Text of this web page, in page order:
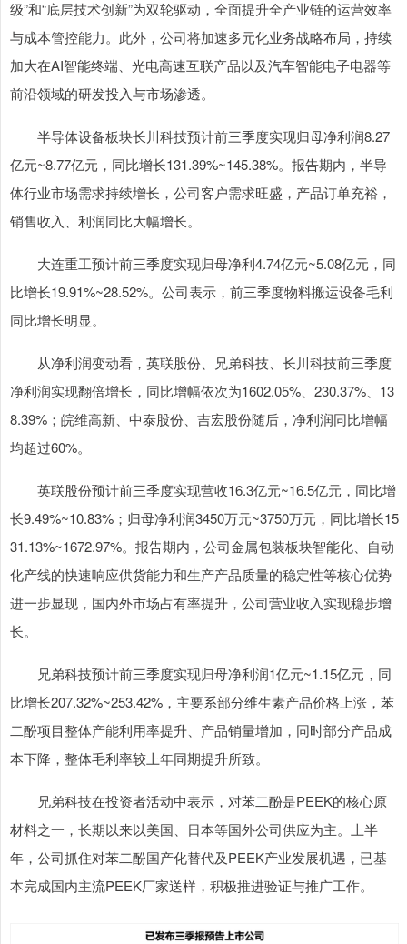
级”和“底层技术创新”为双轮驱动，全面提升全产业链的运营效率
与成本管控能力。此外，公司将加速多元化业务战略布局，持续
加大在AI智能终端、光电高速互联产品以及汽车智能电子电器等
前沿领域的研发投入与市场渗透。
半导体设备板块长川科技预计前三季度实现归母净利润8.27
亿元~8.77亿元，同比增长131.39%~145.38%。报告期内，半导
体行业市场需求持续增长，公司客户需求旺盛，产品订单充裕，
销售收入、利润同比大幅增长。
大连重工预计前三季度实现归母净利4.74亿元~5.08亿元，同
比增长19.91%~28.52%。公司表示，前三季度物料搬运设备毛利
同比增长明显。
从净利润变动看，英联股份、兄弟科技、长川科技前三季度
净利润实现翻倍增长，同比增幅依次为1602.05%、230.37%、13
8.39%；皖维高新、中泰股份、吉宏股份随后，净利润同比增幅
均超过60%。
英联股份预计前三季度实现营收16.3亿元~16.5亿元，同比增
长9.49%~10.83%；归母净利润3450万元~3750万元，同比增长15
31.13%~1672.97%。报告期内，公司金属包装板块智能化、自动
化产线的快速响应供货能力和生产产品质量的稳定性等核心优势
进一步显现，国内外市场占有率提升，公司营业收入实现稳步增
长。
兄弟科技预计前三季度实现归母净利润1亿元~1.15亿元，同
比增长207.32%~253.42%，主要系部分维生素产品价格上涨，苯
二酚项目整体产能利用率提升、产品销量增加，同时部分产品成
本下降，整体毛利率较上年同期提升所致。
兄弟科技在投资者活动中表示，对苯二酚是PEEK的核心原
材料之一，长期以来以美国、日本等国外公司供应为主。上半
年，公司抓住对苯二酚国产化替代及PEEK产业发展机遇，已基
本完成国内主流PEEK厂家送样，积极推进验证与推广工作。